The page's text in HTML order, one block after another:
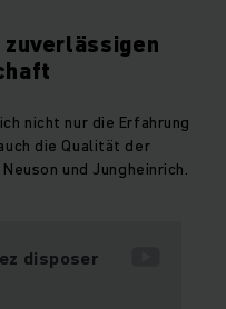
zuverlässigen
nicht nur die Erfahrung
die Qualität der
und Jungheinrich.
disposer